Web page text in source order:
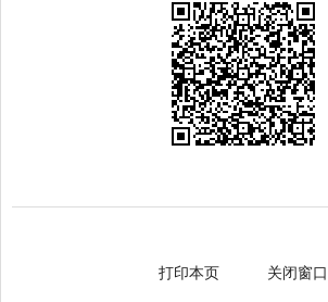
打印本页 关闭窗口